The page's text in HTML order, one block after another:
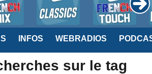
INFOS WEBRADIOS
sur le tag